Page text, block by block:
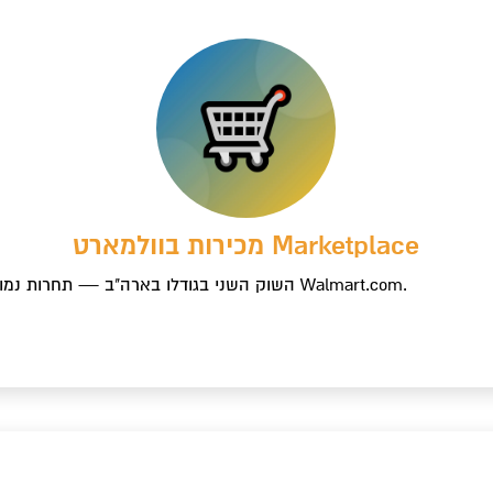
מכירות בוולמארט Marketplace
השוק השני בגודלו בארה"ב — תחרות נמוכה ושיעור המרה גבוה. הקמה וניהול חשבון Walmart.com.